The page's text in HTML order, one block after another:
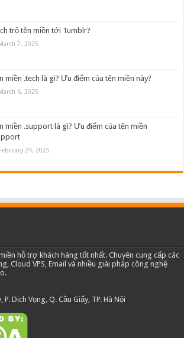
trỏ tên miền tới Tumblr?
7, 2025
miền .tech là gì? Ưu điểm của tên miền này?
6, 2025
miền .support là gì? Ưu điểm của tên miền
24, 2025
hỗ trợ khách hàng tốt nhất. Chuyên cung cấp các
Cloud VPS, Email và nhiều giải pháp công nghệ
Dịch Vọng, Q. Cầu Giấy, TP. Hà Nội